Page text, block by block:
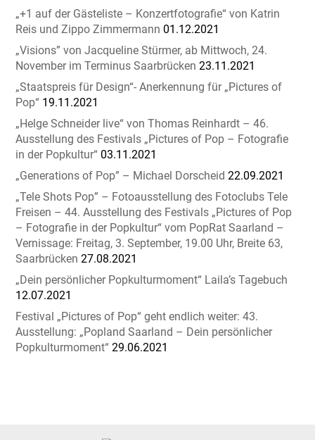
„+1 auf der Gästeliste – Konzertfotografie“ von Katrin
Reis und Zippo Zimmermann 01.12.2021
„Visions” von Jacqueline Stürmer, ab Mittwoch, 24.
November im Terminus Saarbrücken 23.11.2021
„Staatspreis für Design“- Anerkennung für „Pictures of
Pop“ 19.11.2021
„Helge Schneider live“ von Thomas Reinhardt – 46.
Ausstellung des Festivals „Pictures of Pop – Fotografie
in der Popkultur“ 03.11.2021
„Generations of Pop” – Michael Dorscheid 22.09.2021
„Tele Shots Pop” – Fotoausstellung des Fotoclubs Tele
Freisen – 44. Ausstellung des Festivals „Pictures of Pop
– Fotografie in der Popkultur“ vom PopRat Saarland –
Vernissage: Freitag, 3. September, 19.00 Uhr, Breite 63,
Saarbrücken 27.08.2021
„Dein persönlicher Popkulturmoment“ Laila’s Tagebuch
12.07.2021
Festival „Pictures of Pop“ geht endlich weiter: 43.
Ausstellung: „Popland Saarland – Dein persönlicher
Popkulturmoment“ 29.06.2021